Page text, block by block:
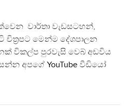
වාර්තා වැඩසටහන්,
චිත්‍රපට මෙන්ම දේශපාලන
විකල්ප පුරවැසි වෙබ් අඩවිය
අපගේ YouTube වීඩියෝ